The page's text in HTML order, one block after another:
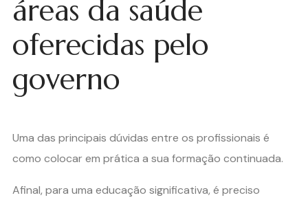
áreas da saúde
oferecidas pelo
governo
Uma das principais dúvidas entre os profissionais é
como colocar em prática a sua formação continuada.
Afinal, para uma educação significativa, é preciso